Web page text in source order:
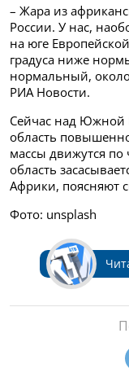
– Жара из
России. У нас,
на юге
градуса ниже
нормальный, около
РИА Новости.
Сейчас над Южной
область
массы движутся по
область
Африки, поясняют
Фото: unsplash